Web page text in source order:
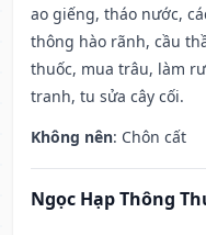
ao giếng, tháo nước,
thông hào rãnh, cầu
thuốc, mua trâu, làm
tranh, tu sửa cây cối.
Không nên: Chôn cất
Ngọc Hạp Thông